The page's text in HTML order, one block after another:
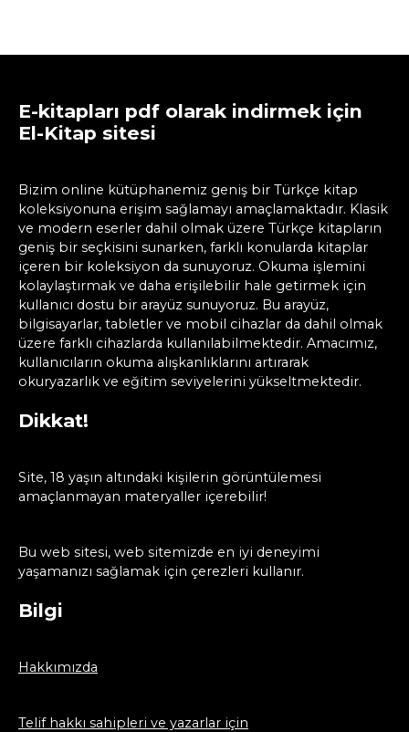
E-kitapları pdf olarak indirmek için
El-Kitap sitesi
Bizim online kütüphanemiz geniş bir Türkçe kitap
koleksiyonuna erişim sağlamayı amaçlamaktadır. Klasik
ve modern eserler dahil olmak üzere Türkçe kitapların
geniş bir seçkisini sunarken, farklı konularda kitaplar
içeren bir koleksiyon da sunuyoruz. Okuma işlemini
kolaylaştırmak ve daha erişilebilir hale getirmek için
kullanıcı dostu bir arayüz sunuyoruz. Bu arayüz,
bilgisayarlar, tabletler ve mobil cihazlar da dahil olmak
üzere farklı cihazlarda kullanılabilmektedir. Amacımız,
kullanıcıların okuma alışkanlıklarını artırarak
okuryazarlık ve eğitim seviyelerini yükseltmektedir.
Dikkat!
Site, 18 yaşın altındaki kişilerin görüntülemesi
amaçlanmayan materyaller içerebilir!
Bu web sitesi, web sitemizde en iyi deneyimi
yaşamanızı sağlamak için çerezleri kullanır.
Bilgi
Hakkımızda
Telif hakkı sahipleri ve yazarlar için